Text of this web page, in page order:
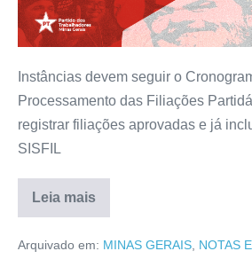
Instâncias devem seguir o
Processamento das Filiações
registrar filiações aprovadas e já
SISFIL
Leia mais
Arquivado em: MINAS GERAIS NOTAS